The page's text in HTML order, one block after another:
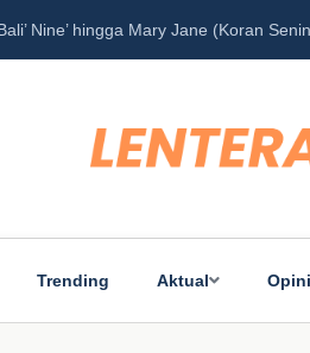
Nine’ hingga Mary Jane (Koran
Trending Aktual Opini